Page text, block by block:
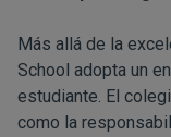
Más allá de la
School adopta un
estudiante. El
como la